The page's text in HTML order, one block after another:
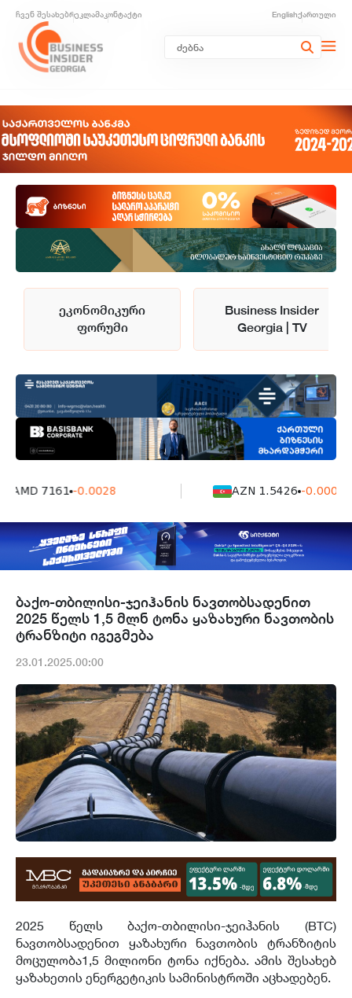
ჩვენ შესახებრეკლამაკონტაქტი Englishქართული
ეკონომიკური
ფორუმი
Business Insider
Georgia | TV
AMD 7161 -0.0028 AZN 1.5426 -0.0004
ბაქო-თბილისი-ჯეიჰანის ნავთობსადენით
2025 წელს 1,5 მლნ ტონა ყაზახური ნავთობის
ტრანზიტი იგეგმება
23.01.2025.00:00
2025 წელს ბაქო-თბილისი-ჯეიჰანის (BTC)
ნავთობსადენით ყაზახური ნავთობის ტრანზიტის
მოცულობა1,5 მილიონი ტონა იქნება. ამის შესახებ
ყაზახეთის ენერგეტიკის სამინისტროში აცხადებენ.